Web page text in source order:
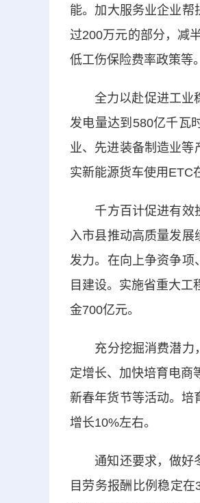
能。加大服务业企业帮
过200万元的部分，减
低工伤保险费率政策等。
全力以赴促进工业稳
发电量达到580亿千瓦
业、先进装备制造业等
实新能源货车使用ETC
千方百计促进有效投
入市县推动高质量发展
发力。在向上争资争项
目建设。实施省重大
金700亿元。
充分挖掘消费潜力，
定增长、加快培育电商
新春年货节等活动。培
增长10%左右。
通知还要求，做好冬
目劳务报酬比例稳定